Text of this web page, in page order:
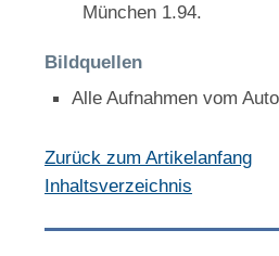
München 1.94.
Bildquellen
Alle Aufnahmen vom
Zurück zum Artikelanfang
Inhaltsverzeichnis